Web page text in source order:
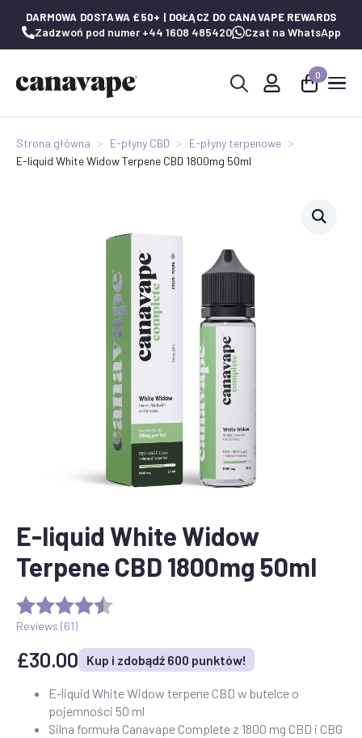
DARMOWA DOSTAWA £50+ | DOŁĄCZ DO CANAVAPE REWARDS
Zadzwoń pod numer +44 1608 485420 Czat na WhatsApp
0
Strona główna E-płyny CBD
E-płyny terpenowe
E-liquid White Widow Terpene CBD 1800mg 50ml
E-liquid White Widow
Terpene CBD 1800mg 50ml
Reviews (61)
£30.00 Kup i zdobądź 600 punktów!
E-liquid White Widow terpene CBD w butelce o
pojemności 50 ml
Silna formuła Canavape Complete z 1800 mg CBD i CBG